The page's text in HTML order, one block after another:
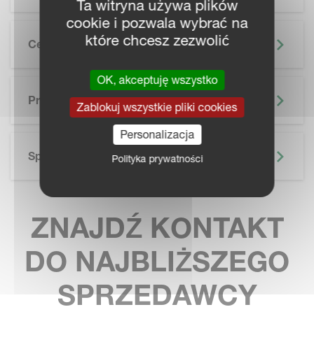
Cechy
Prospekt
SKIP BROCHURE
Specyfikacja Techniczna
ZNAJDŹ KONTAKT
DO NAJBLIŻSZEGO
SPRZEDAWCY
Ta witryna używa plików
cookie i pozwala wybrać na
które chcesz zezwolić
OK, akceptuję wszystko
Zablokuj wszystkie pliki cookies
Personalizacja
Polityka prywatności